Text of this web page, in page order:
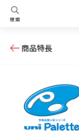
検索
商品特長